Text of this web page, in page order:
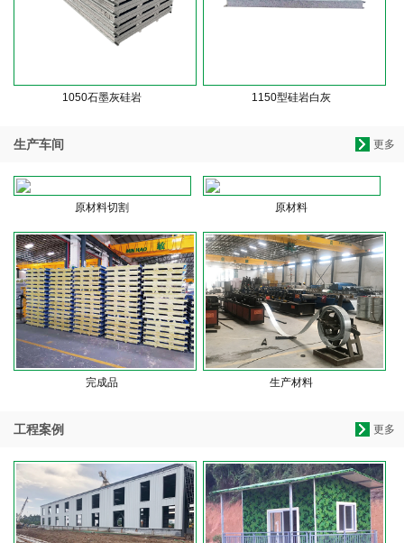
1050石墨灰硅岩 1150型硅岩白灰
更多
生产车间
原材料切割 原材料
完成品 生产材料
更多
工程案例